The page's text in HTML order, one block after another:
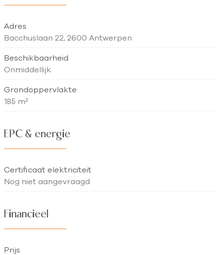
Adres
Bacchuslaan 22, 2600 Antwerpen
Beschikbaarheid
Onmiddellijk
Grondoppervlakte
185 m²
EPC & energie
Certificaat elektriciteit
Nog niet aangevraagd
Financieel
Prijs